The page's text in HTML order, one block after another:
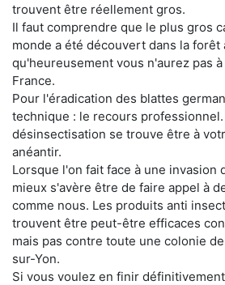
trouvent être réellement gros.
Il faut comprendre que le plus gros
monde a été découvert dans la forêt
qu'heureusement vous n'aurez pas
France.
Pour l'éradication des blattes
technique : le recours
désinsectisation se trouve être à
anéantir.
Lorsque l'on fait face à une invasion
mieux s'avère être de faire appel à
comme nous. Les produits anti
trouvent être peut-être efficaces
mais pas contre toute une colonie
sur-Yon.
Si vous voulez en finir